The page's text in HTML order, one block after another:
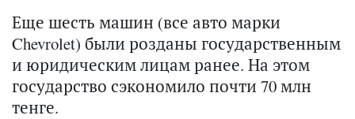
Еще шесть машин (все авто марки
Chevrolet) были розданы государственным
и юридическим лицам ранее. На этом
государство сэкономило почти 70 млн
тенге.